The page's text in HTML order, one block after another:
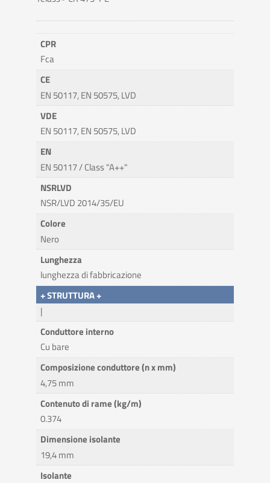
CPR
Fca
CE
EN 50117, EN 50575, LVD
VDE
EN 50117, EN 50575, LVD
EN
EN 50117 / Class "A++"
NSRLVD
NSR/LVD 2014/35/EU
Colore
Nero
Lunghezza
lunghezza di fabbricazione
+ STRUTTURA +
|
Conduttore interno
Cu bare
Composizione conduttore (n x mm)
4,75 mm
Contenuto di rame (kg/m)
0.374
Dimensione isolante
19,4 mm
Isolante